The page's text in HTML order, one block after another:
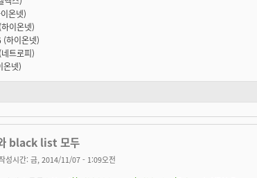
온넷)
이온넷)
하이온넷)
트로피)
넷)
black list 모두
성시간: 금, 2014/11/07 - 1:09오전